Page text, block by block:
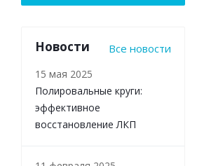
Новости Все новости
15 мая 2025
Полировальные круги:
эффективное
восстановление ЛКП